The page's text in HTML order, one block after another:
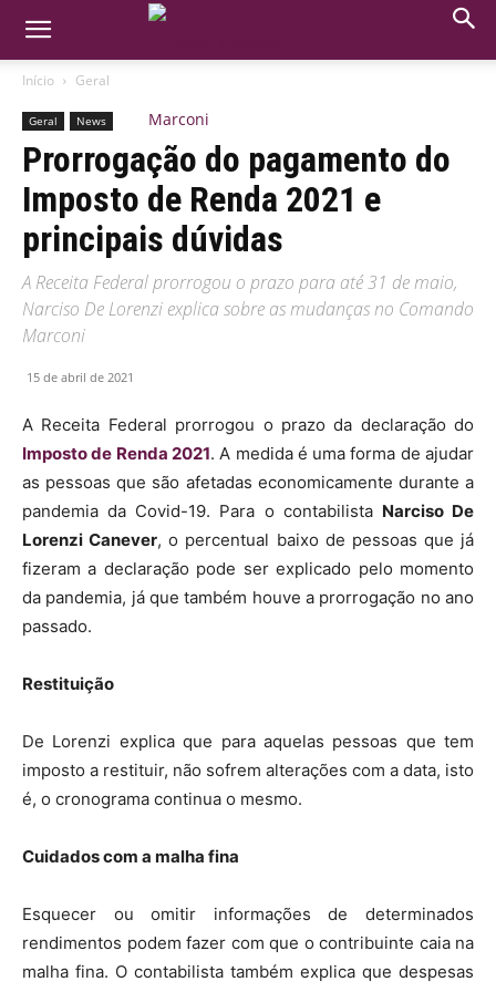
Início Geral
Geral News
Prorrogação do pagamento do
Imposto de Renda 2021 e
principais dúvidas
A Receita Federal prorrogou o prazo para até 31 de maio,
Narciso De Lorenzi explica sobre as mudanças no Comando
Marconi
15 de abril de 2021
A Receita Federal prorrogou o prazo da declaração do
Imposto de Renda 2021. A medida é uma forma de ajudar
as pessoas que são afetadas economicamente durante a
pandemia da Covid-19. Para o contabilista Narciso De
Lorenzi Canever, o percentual baixo de pessoas que já
fizeram a declaração pode ser explicado pelo momento
da pandemia, já que também houve a prorrogação no ano
passado.
Restituição
De Lorenzi explica que para aquelas pessoas que tem
imposto a restituir, não sofrem alterações com a data, isto
é, o cronograma continua o mesmo.
Cuidados com a malha fina
Esquecer ou omitir informações de determinados
rendimentos podem fazer com que o contribuinte caia na
malha fina. O contabilista também explica que despesas